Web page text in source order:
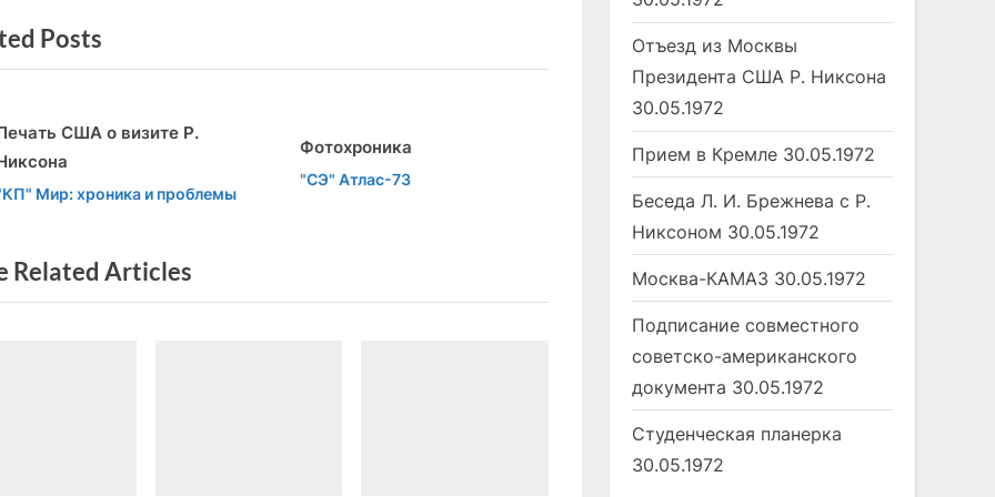
o
Posts
США о визите Р.
Мир: хроника и проблемы
Фотохроника
"СЭ" Атлас-73
Совещания министров
"СЭ" ТАСС и ЭТА
Related Articles
Отъезд из Москвы
Президента США Р. Никсона
30.05.1972
Прием в Кремле 30.05.1972
Беседа Л. И. Брежнева с Р.
Никсоном 30.05.1972
Москва-КАМАЗ 30.05.1972
Подписание совместного
советско-американского
документа 30.05.1972
Студенческая планерка
30.05.1972